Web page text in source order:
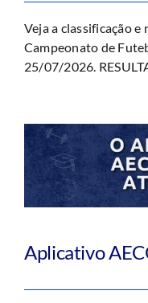
Veja a classificação
Campeonato de
25/07/2026.
Aplicativo